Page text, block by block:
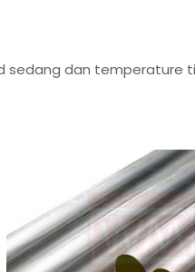
sedang dan temperature